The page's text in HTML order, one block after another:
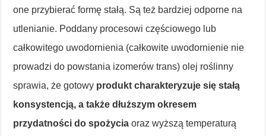
one przybierać formę stałą. Są też bardziej odporne na
utlenianie. Poddany procesowi częściowego lub
całkowitego uwodornienia (całkowite uwodornienie nie
prowadzi do powstania izomerów trans) olej roślinny
sprawia, że gotowy produkt charakteryzuje się stałą
konsystencją, a także dłuższym okresem
przydatności do spożycia oraz wyższą temperaturą